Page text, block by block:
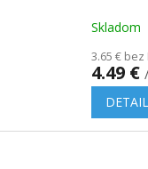
Skladom
3.65 € bez
4.49 €
DETAIL